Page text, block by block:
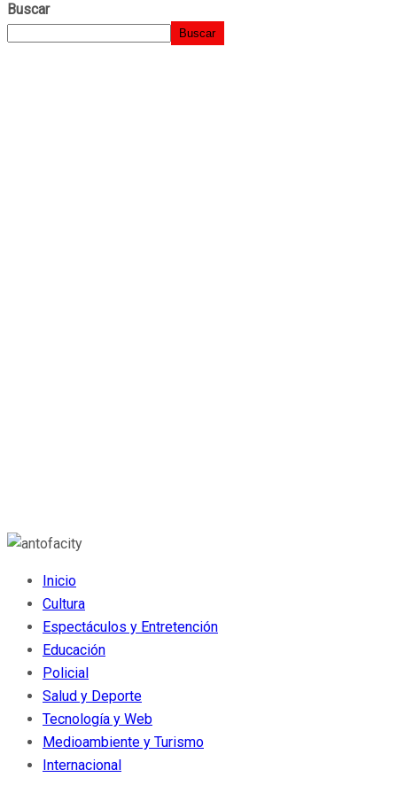
Buscar
Buscar
Inicio
Cultura
Espectáculos y Entretención
Educación
Policial
Salud y Deporte
Tecnología y Web
Medioambiente y Turismo
Internacional